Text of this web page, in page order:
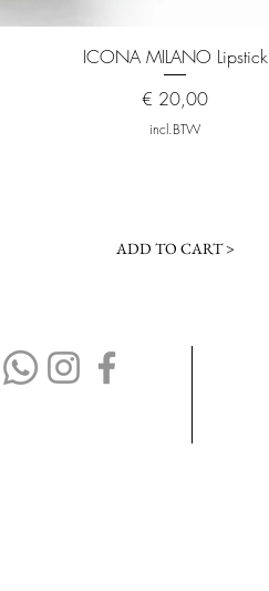
ICONA MILANO Lipstick
Prijs
€ 20,00
incl.BTW
ADD TO CART >